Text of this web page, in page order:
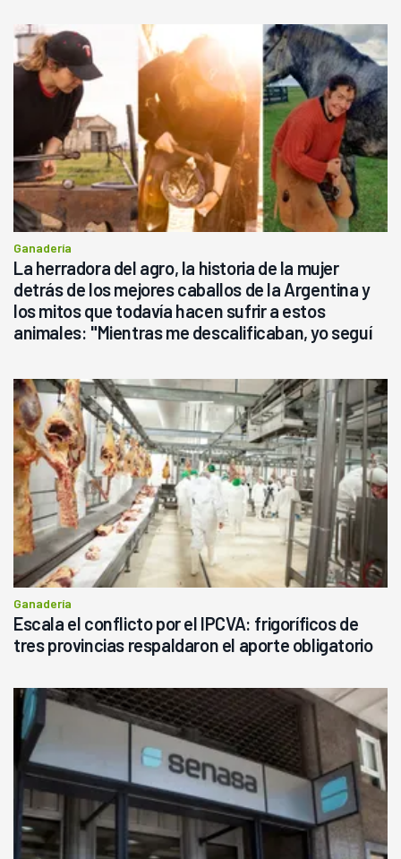
Ganadería
La herradora del agro, la historia de la mujer
detrás de los mejores caballos de la Argentina y
los mitos que todavía hacen sufrir a estos
animales: "Mientras me descalificaban, yo seguí
Ganadería
Escala el conflicto por el IPCVA: frigoríficos de
tres provincias respaldaron el aporte obligatorio